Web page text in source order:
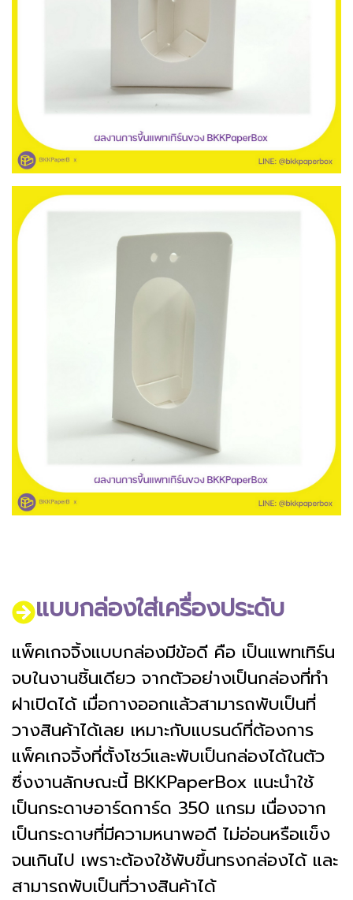
แบบกล่องใส่เครื่องประดับ
แพ็คเกจจิ้งแบบกล่องมีข้อดี คือ เป็นแพทเทิร์น
จบในงานชิ้นเดียว จากตัวอย่างเป็นกล่องที่ทำ
ฝาเปิดได้ เมื่อกางออกแล้วสามารถพับเป็นที่
วางสินค้าได้เลย เหมาะกับแบรนด์ที่ต้องการ
แพ็คเกจจิ้งที่ตั้งโชว์และพับเป็นกล่องได้ในตัว
ซึ่งงานลักษณะนี้ BKKPaperBox แนะนำใช้
เป็นกระดาษอาร์ดการ์ด 350 แกรม เนื่องจาก
เป็นกระดาษที่มีความหนาพอดี ไม่อ่อนหรือแข็ง
จนเกินไป เพราะต้องใช้พับขึ้นทรงกล่องได้ และ
สามารถพับเป็นที่วางสินค้าได้